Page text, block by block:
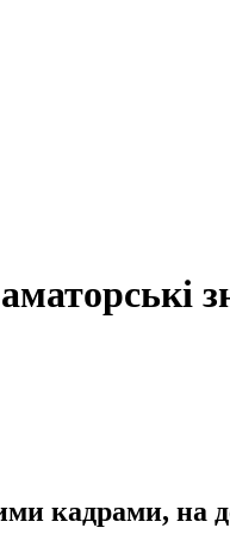
кадрами, на